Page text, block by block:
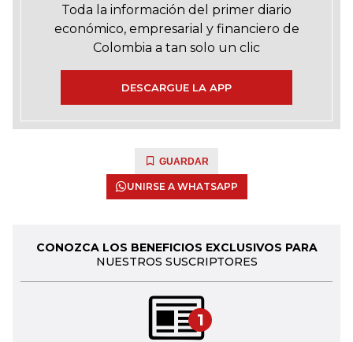
Toda la información del primer diario
económico, empresarial y financiero de
Colombia a tan solo un clic
DESCARGUE LA APP
GUARDAR
UNIRSE A WHATSAPP
CONOZCA LOS BENEFICIOS EXCLUSIVOS PARA
NUESTROS SUSCRIPTORES
1